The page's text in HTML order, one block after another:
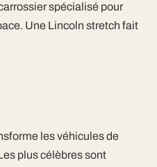
spécialisé pour
Une Lincoln stretch fait
les véhicules de
plus célèbres sont